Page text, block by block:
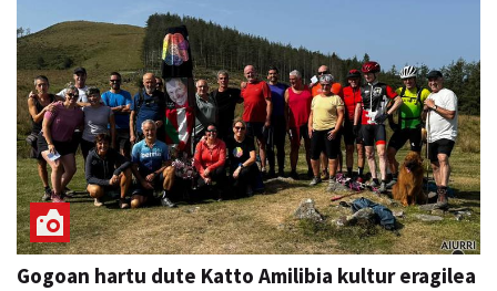
Gogoan hartu dute Katto Amilibia kultur eragilea